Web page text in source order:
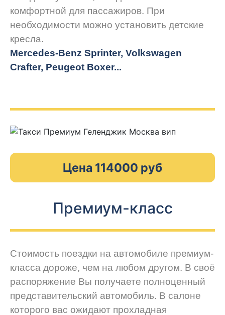
комфортной для пассажиров. При
необходимости можно установить детские
кресла.
Mercedes-Benz Sprinter, Volkswagen
Crafter, Peugeot Boxer...
Цена 114000 руб
Премиум-класс
Стоимость поездки на автомобиле премиум-
класса дороже, чем на любом другом. В своё
распоряжение Вы получаете полноценный
представительский автомобиль. В салоне
которого вас ожидают прохладная